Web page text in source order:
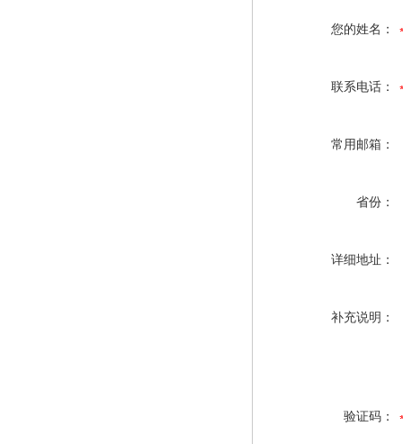
您的姓名：
联系电话：
常用邮箱：
省份：
详细地址：
补充说明：
验证码：